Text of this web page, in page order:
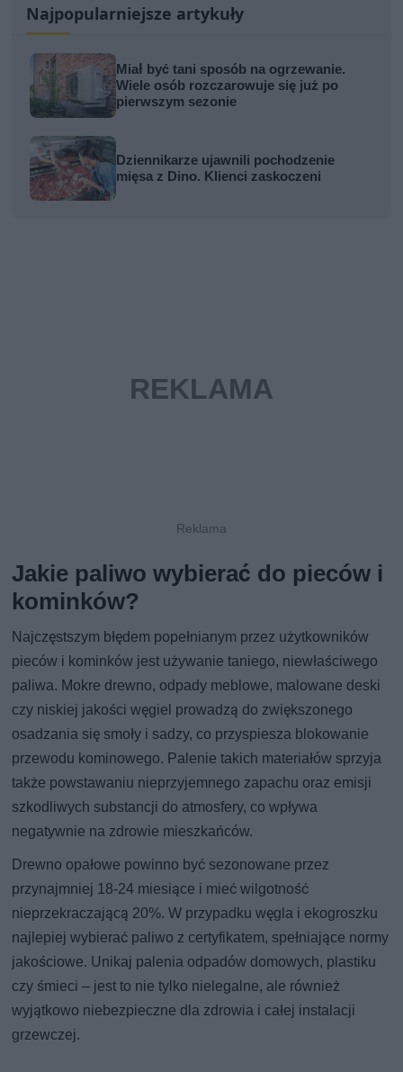
Najpopularniejsze artykuły
Miał być tani sposób na ogrzewanie.
Wiele osób rozczarowuje się już po
pierwszym sezonie
Dziennikarze ujawnili pochodzenie
mięsa z Dino. Klienci zaskoczeni
Jakie paliwo wybierać do pieców i
kominków?
Najczęstszym błędem popełnianym przez użytkowników
pieców i kominków jest używanie taniego, niewłaściwego
paliwa. Mokre drewno, odpady meblowe, malowane deski
czy niskiej jakości węgiel prowadzą do zwiększonego
osadzania się smoły i sadzy, co przyspiesza blokowanie
przewodu kominowego. Palenie takich materiałów sprzyja
także powstawaniu nieprzyjemnego zapachu oraz emisji
szkodliwych substancji do atmosfery, co wpływa
negatywnie na zdrowie mieszkańców.
Drewno opałowe powinno być sezonowane przez
przynajmniej 18-24 miesiące i mieć wilgotność
nieprzekraczającą 20%. W przypadku węgla i ekogroszku
najlepiej wybierać paliwo z certyfikatem, spełniające normy
jakościowe. Unikaj palenia odpadów domowych, plastiku
czy śmieci – jest to nie tylko nielegalne, ale również
wyjątkowo niebezpieczne dla zdrowia i całej instalacji
grzewczej.